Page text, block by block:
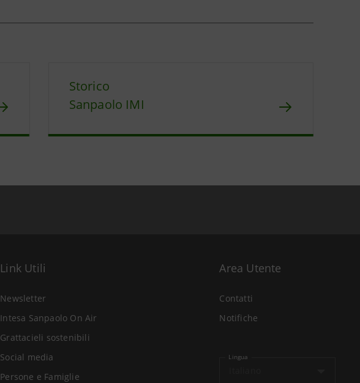
Storico
Sanpaolo IMI
Link Utili
Newsletter
Intesa Sanpaolo On Air
Grattacieli sostenibili
Social media
Persone e Famiglie
Area Utente
Contatti
Notifiche
Lingua